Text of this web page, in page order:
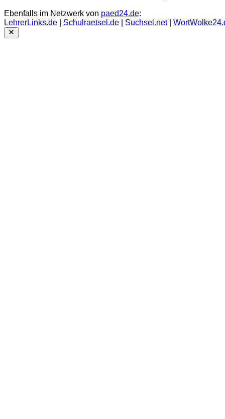
Ebenfalls im Netzwerk von paed24.de:
LehrerLinks.de
Schulraetsel.de Suchsel.net|
Close